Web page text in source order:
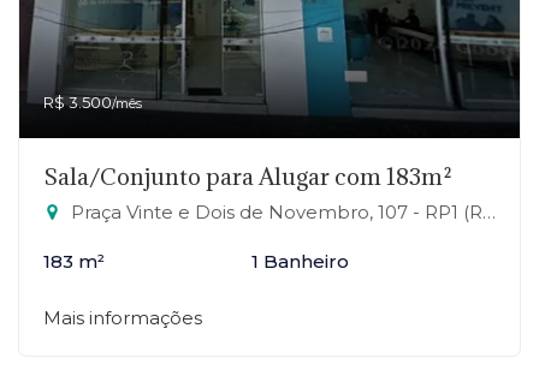
R$ 3.500/mês
Sala/Conjunto para Alugar com 183m²
Praça Vinte e Dois de Novembro, 107 - RP1 (Regiões de Planejamento), Mauá-SP
183 m² 1 Banheiro
Mais informações